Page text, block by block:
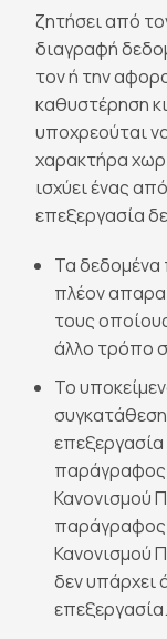
ζητήσει από
διαγραφή
τον ή την
καθυστέρηση
υποχρεούται
χαρακτήρα
ισχύει ένας
επεξεργασία
Τα δεδομένα
πλέον
τους
άλλο τρόπο
Το
παράγραφος
Κανονισμού
παράγραφος
Κανονισμού
δεν υπάρχει
επεξεργασία.